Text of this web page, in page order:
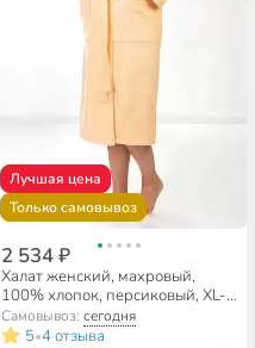
Лучшая цена
Только самовывоз
2 534 ₽
Халат женский, махровый,
100% хлопок, персиковый, XL-
XXL, 52-54, Silvano
Самовывоз: сегодня
5•4 отзыва